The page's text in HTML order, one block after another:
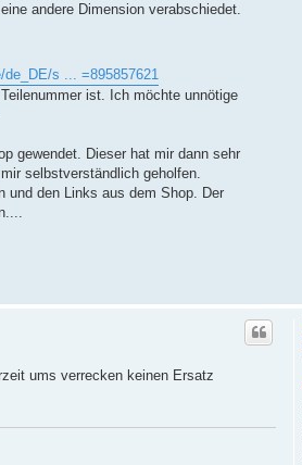
andere Dimension verabschiedet.
de_DE/s ... =895857621
ist. Ich möchte unnötige
gewendet. Dieser hat mir dann sehr
selbstverständlich geholfen.
und den Links aus dem Shop. Der
ums verrecken keinen Ersatz